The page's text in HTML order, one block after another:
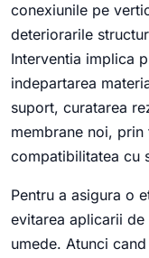
conexiunile pe
deteriorarile
Interventia implica
indepartarea
suport, curatarea
membrane noi,
compatibilitatea cu
Pentru a asigura o
evitarea aplicarii
umede. Atunci